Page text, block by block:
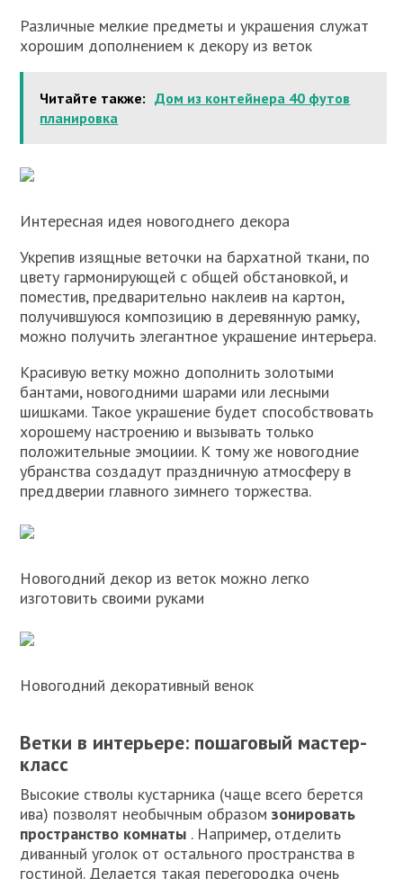
Различные мелкие предметы и украшения служат
хорошим дополнением к декору из веток
Читайте также: Дом из контейнера 40 футов
планировка
Интересная идея новогоднего декора
Укрепив изящные веточки на бархатной ткани, по
цвету гармонирующей с общей обстановкой, и
поместив, предварительно наклеив на картон,
получившуюся композицию в деревянную рамку,
можно получить элегантное украшение интерьера.
Красивую ветку можно дополнить золотыми
бантами, новогодними шарами или лесными
шишками. Такое украшение будет способствовать
хорошему настроению и вызывать только
положительные эмоциии. К тому же новогодние
убранства создадут праздничную атмосферу в
преддверии главного зимнего торжества.
Новогодний декор из веток можно легко
изготовить своими руками
Новогодний декоративный венок
Ветки в интерьере: пошаговый мастер-
класс
Высокие стволы кустарника (чаще всего берется
ива) позволят необычным образомзонировать
пространство комнаты . Например, отделить
диванный уголок от остального пространства в
гостиной. Делается такая перегородка очень